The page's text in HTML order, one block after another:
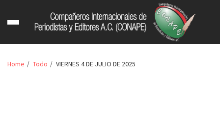
Home Todo VIERNES 4 DE JULIO DE 2025